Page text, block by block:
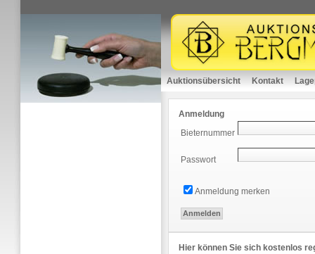
Auktionsübersicht Kontakt
Anmeldung
Bieternummer
Passwort
Anmeldung merken
Hier können Sie sich kostenlos